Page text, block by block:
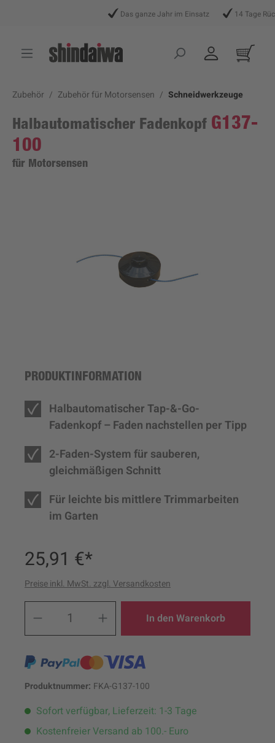
Das ganze Jahr im Einsatz 14 Tage
Zubehör Zubehör für Motorsensen Schneidwerkzeuge
Halbautomatischer Fadenkopf G137-
100
für Motorsensen
PRODUKTINFORMATION
Halbautomatischer Tap-&-Go-
Fadenkopf – Faden nachstellen per Tipp
2-Faden-System für sauberen,
gleichmäßigen Schnitt
Für leichte bis mittlere Trimmarbeiten
im Garten
25,91 €*
Preise inkl. MwSt. zzgl. Versandkosten
Produkt Anzahl: Gib den
In den Warenkorb
Produktnummer: FKA-G137-100
Sofort verfügbar, Lieferzeit: 1-3 Tage
Kostenfreier Versand ab 100.- Euro